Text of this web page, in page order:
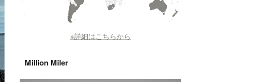
※詳細はこちらから
Million Miler